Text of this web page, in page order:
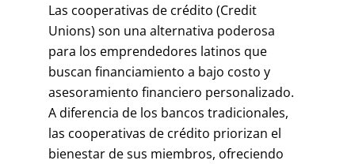
Las cooperativas de crédito (Credit
Unions) son una alternativa poderosa
para los emprendedores latinos que
buscan financiamiento a bajo costo y
asesoramiento financiero personalizado.
A diferencia de los bancos tradicionales,
las cooperativas de crédito priorizan el
bienestar de sus miembros, ofreciendo